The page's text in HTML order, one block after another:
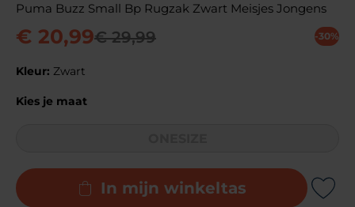
Puma Buzz Small Bp Rugzak Zwart Meisjes Jongens
€ 20,99€ 29,99 -30%
Kleur: Zwart
Kies je maat
In mijn winkeltas Add to